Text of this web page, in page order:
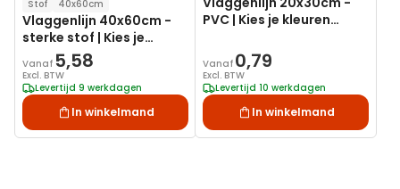
Stof 40x60cm
Vlaggenlijn 40x60cm -
sterke stof | Kies je
kleuren combinaties
Vanaf 5,58
Excl. BTW
Levertijd 9 werkdagen
In winkelmand
PVC | Kies je kleuren
Vanaf 0,79
Excl. BTW
Levertijd 10 werkdagen
In winkelmand